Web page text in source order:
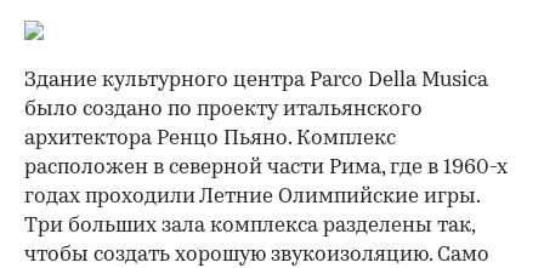
Здание культурного центра Parco Della Musica
было создано по проекту итальянского
архитектора Ренцо Пьяно. Комплекс
расположен в северной части Рима, где в 1960-х
годах проходили Летние Олимпийские игры.
Три больших зала комплекса разделены так,
чтобы создать хорошую звукоизоляцию. Само